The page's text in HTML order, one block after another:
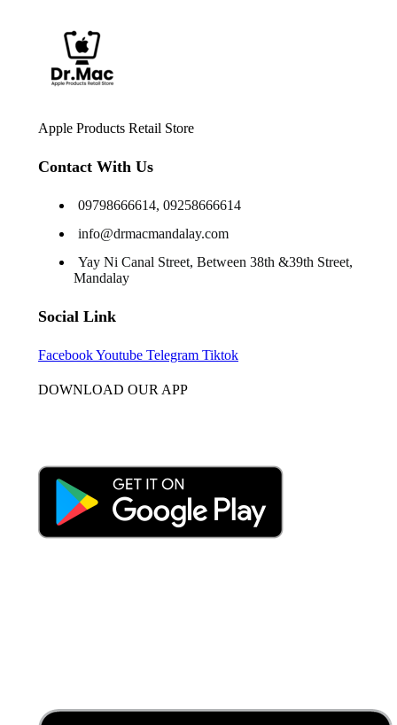
Apple Products Retail Store
Contact With Us
09798666614, 09258666614
info@drmacmandalay.com
Yay Ni Canal Street, Between 38th &39th Street,
Mandalay
Social Link
FacebookYoutube Telegram Tiktok
DOWNLOAD OUR APP